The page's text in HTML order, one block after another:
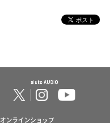
aiuto AUDIO
オンラインショップ